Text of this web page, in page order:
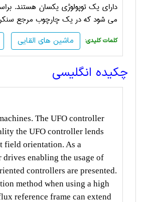
دارای یک توپولوژی یکسان هستند.
می شود که در یک چارچوب مرجع
ماشین های القایی :کلمات کلیدی
چکیده انگلیسی
The UFO controller
the UFO controller lends
field orientation. As a
enabling the usage of
controllers are presented.
method when using a high
reference frame can extend